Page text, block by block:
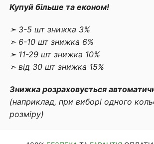
Купуй більше та економ!
➣ 3-5 шт знижка 3%
➣ 6-10 шт знижка 6%
➣ 11-29 шт знижка 10%
➣ від 30 шт знижка 15%
Знижка розраховується
(наприклад, при виборі одного
розміру)